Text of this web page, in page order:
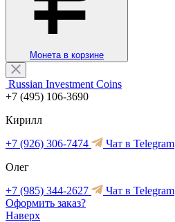
Монета в корзине
Russian Investment Coins
+7 (495) 106-3690
Кирилл
+7 (926) 306-7474
Чат в Telegram
Олег
+7 (985) 344-2627
Чат в Telegram
Оформить заказ?
Наверх